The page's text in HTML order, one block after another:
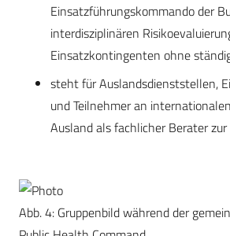
Einsatzführungskommando der
interdisziplinären
Einsatzkontingenten ohne
steht für Auslandsdienststellen,
und Teilnehmer an
Ausland als fachlicher Berater zur
Abb. 4: Gruppenbild während der